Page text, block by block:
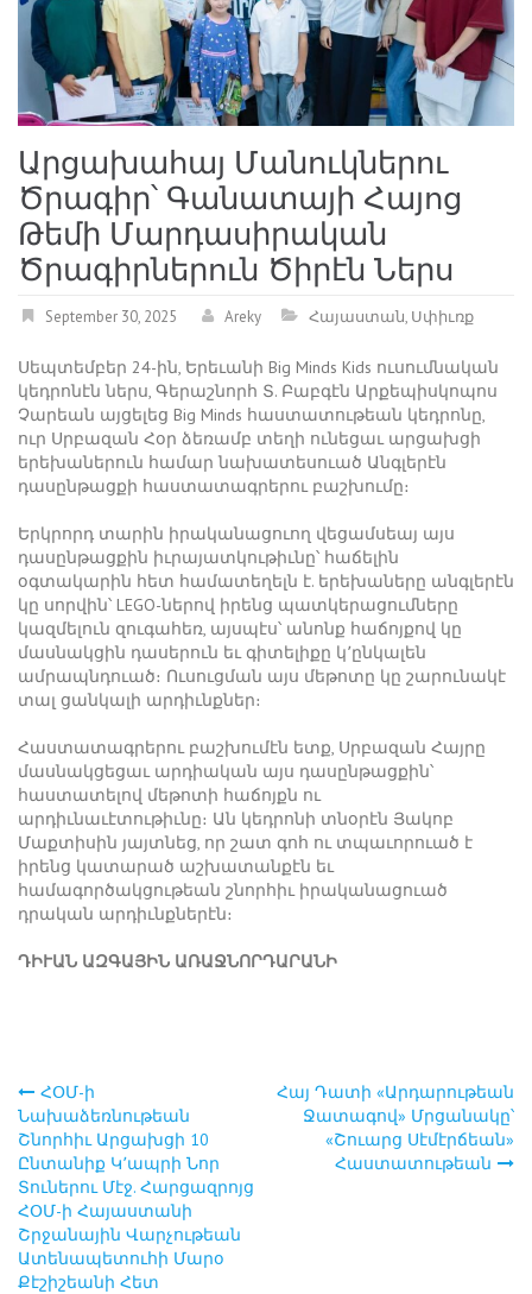
Արցախահայ Մանուկներու
Ծրագիր՝ Գանատայի Հայոց
Թեմի Մարդասիրական
Ծրագիրներուն Ծիրէն Ներս
September 30, 2025 Areky Հայաստան, Սփիւռք
Սեպտեմբեր 24-ին, Երեւանի Big Minds Kids ուսումնական
կեդրոնէն ներս, Գերաշնորհ Տ. Բաբգէն Արքեպիսկոպոս
Չարեան այցելեց Big Minds հաստատութեան կեդրոնը,
ուր Սրբազան Հօր ձեռամբ տեղի ունեցաւ արցախցի
երեխաներուն համար նախատեսուած Անգլերէն
դասընթացքի հաստատագրերու բաշխումը։
Երկրորդ տարին իրականացուող վեցամսեայ այս
դասընթացքին իւրայատկութիւնը՝ հաճելին
օգտակարին հետ համատեղելն է. երեխաները անգլերէն
կը սորվին՝ LEGO-ներով իրենց պատկերացումները
կազմելուն զուգահեռ, այսպէս՝ անոնք հաճոյքով կը
մասնակցին դասերուն եւ գիտելիքը կ՚ընկալեն
ամրապնդուած։ Ուսուցման այս մեթոտը կը շարունակէ
տալ ցանկալի արդիւնքներ։
Հաստատագրերու բաշխումէն ետք, Սրբազան Հայրը
մասնակցեցաւ արդիական այս դասընթացքին՝
հաստատելով մեթոտի հաճոյքն ու
արդիւնաւէտութիւնը։ Ան կեդրոնի տնօրէն Յակոբ
Մաքտիսին յայտնեց, որ շատ գոհ ու տպաւորուած է
իրենց կատարած աշխատանքէն եւ
համագործակցութեան շնորհիւ իրականացուած
դրական արդիւնքներէն։
ԴԻՒԱՆ ԱԶԳԱՅԻՆ ԱՌԱՋՆՈՐԴԱՐԱՆԻ
Post
navigation
ՀՕՄ-ի
Նախաձեռնութեան
Շնորհիւ Արցախցի 10
Ընտանիք Կ՚ապրի Նոր
Տուներու Մէջ. Հարցազրոյց
ՀՕՄ-ի Հայաստանի
Շրջանային Վարչութեան
Ատենապետուհի Մարօ
Քէշիշեանի Հետ
Հայ Դատի «Արդարութեան
Ջատագով» Մրցանակը՝
«Շուարց Սէմէրճեան»
Հաստատութեան